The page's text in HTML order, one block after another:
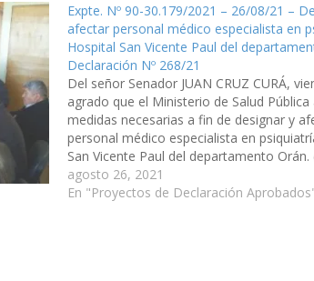
Expte. Nº 90-30.179/2021 – 26/08/21 –
afectar personal médico especialista en
Hospital San Vicente Paul del
Declaración Nº 268/21
Del señor Senador JUAN CRUZ CURÁ,
agrado que el Ministerio de Salud Pública
medidas necesarias a fin de designar y
personal médico especialista en
San Vicente Paul del departamento Orán.
90-30.179/2021, a la Comisión de Salud
Seguridad Social). Declaración Nº 268/
agosto 26, 2021
En "Proyectos de Declaración